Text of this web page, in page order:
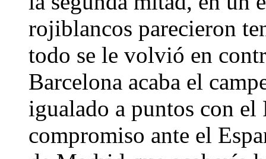
rojiblancos parecieron
todo se le volvió en
Barcelona acaba el
igualado a puntos con
compromiso ante el